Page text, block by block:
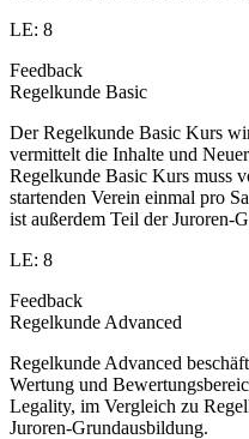
LE: 8
Feedback
Regelkunde Basic
Der Regelkunde Basic Kurs
vermittelt die Inhalte und
Regelkunde Basic Kurs muss
startenden Verein einmal pro
ist außerdem Teil der Juroren-
LE: 8
Feedback
Regelkunde Advanced
Regelkunde Advanced
Wertung und
Legality, im Vergleich zu
Juroren-Grundausbildung.